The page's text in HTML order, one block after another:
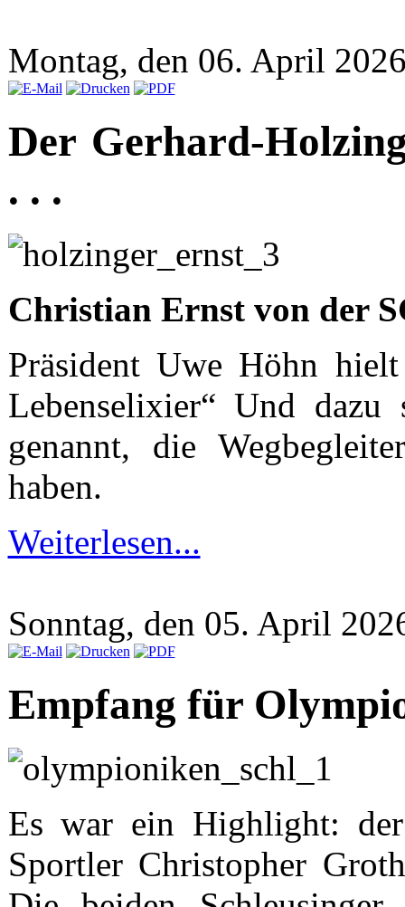
Montag, den 06. April
Der Gerhard-
. . .
Christian Ernst von der
Präsident Uwe Höhn
Lebenselixier“ Und dazu
genannt, die
haben.
Weiterlesen...
Sonntag, den 05. April
Empfang für
Es war ein Highlight:
Sportler Christopher